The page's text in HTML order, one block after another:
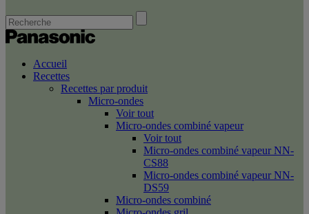
Accueil
Recettes
Recettes par produit
Micro-ondes
Voir tout
Micro-ondes combiné vapeur
Voir tout
Micro-ondes combiné vapeur NN-
CS88
Micro-ondes combiné vapeur NN-
DS59
Micro-ondes combiné